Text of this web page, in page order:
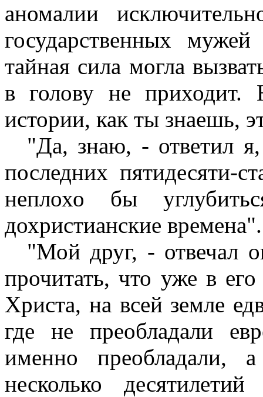
аномалии
государственных
тайная сила могла
в голову не приходит.
истории, как ты знаешь,
"Да, знаю, - ответил
последних пятидесяти-
неплохо бы
дохристианские времена".
"Мой друг, - отвечал
прочитать, что уже в
Христа, на всей земле
где не преобладали
именно преобладали,
несколько